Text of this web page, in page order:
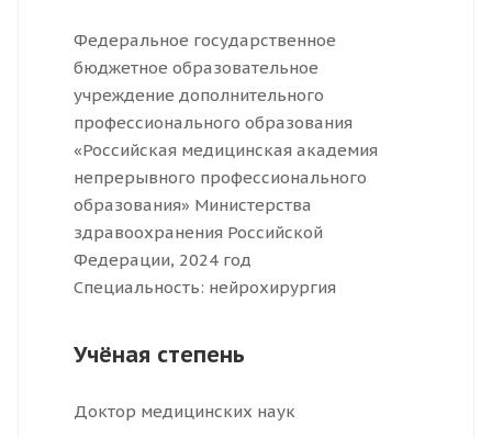
Федеральное государственное
бюджетное образовательное
учреждение дополнительного
профессионального образования
«Российская медицинская академия
непрерывного профессионального
образования» Министерства
здравоохранения Российской
Федерации, 2024 год
Специальность: нейрохирургия
Учёная степень
Доктор медицинских наук